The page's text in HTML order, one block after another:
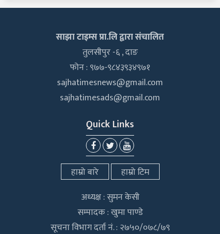
साझा टाइम्स प्रा.लि द्वारा संचालित
तुलसीपुर -६ , दाङ
फोन : ९७७-९८४३९३४९७१
sajhatimesnews@gmail.com
sajhatimesads@gmail.com
Quick Links
हाम्रो बारे
हाम्रो टिम
अध्यक्ष : सुमन केसी
सम्पादक : खुमा पाण्डे
सूचना विभाग दर्ता नं. : २७५०/०७८/७९